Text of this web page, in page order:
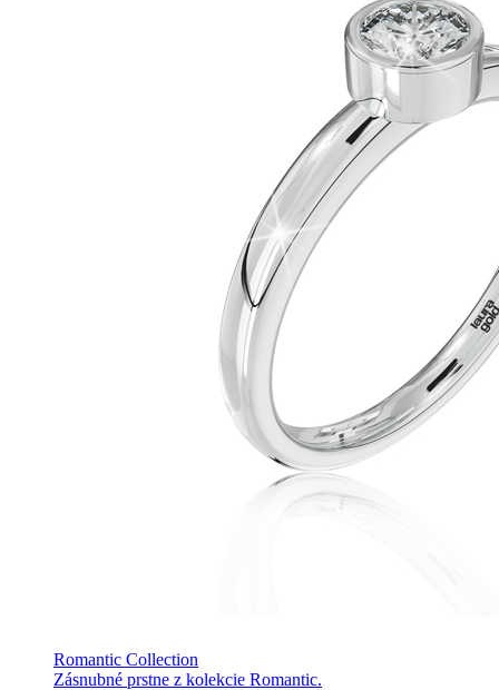
Romantic Collection
Zásnubné prstne z kolekcie Romantic.